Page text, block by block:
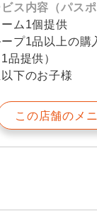
ス内容（パスポ
ム1個提供
プ1品以上の購
品提供）
下のお子様
この店舗のメ